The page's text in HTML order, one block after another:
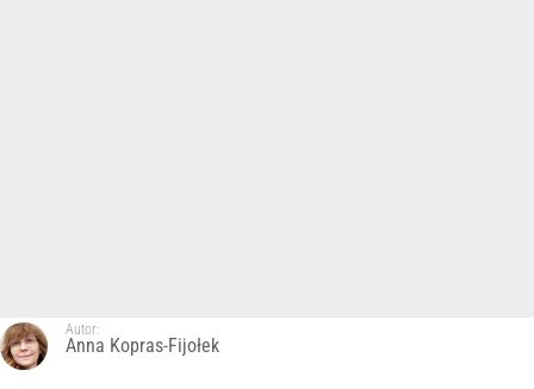
Autor:
Anna Kopras-Fijołek